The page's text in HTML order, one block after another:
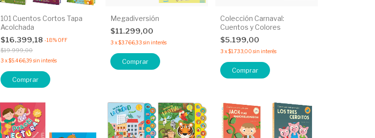
101 Cuentos Cortos Tapa
Acolchada
$16.399,18 -18% OFF
$19.999,00
3 x$5.466,39 sin interés
Comprar
Megadiversión
$11.299,00
3 x$3.766,33 sin interés
Comprar
Colección Carnaval:
Cuentos y Colores
$5.199,00
3 x$1.733,00 sin interés
Comprar